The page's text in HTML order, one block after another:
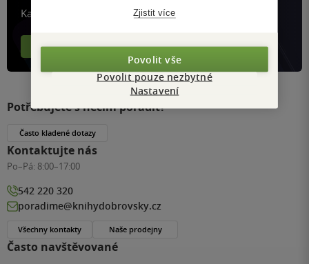
Každý měsíc společně přečteme tisíce knih
Více o aplikaci Více o klubu
Často navštěvované
Potřebujete s něčím poradit?
Často kladené dotazy
Kontaktujte nás
Po–Pá: 8:00–17:00
542 220 320
poradime@knihydobrovsky.cz
Všechny kontakty Naše prodejny
Zjistit více
Povolit vše
Povolit pouze nezbytné
Nastavení